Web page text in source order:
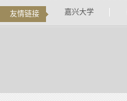
友情链接 嘉兴大学